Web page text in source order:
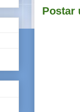
Postar